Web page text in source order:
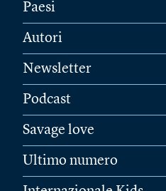
Paesi
Autori
Newsletter
Podcast
Savage love
Ultimo numero